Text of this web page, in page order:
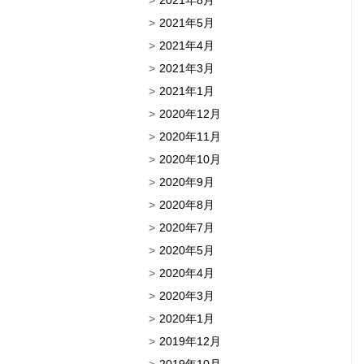
2021年5月
2021年4月
2021年3月
2021年1月
2020年12月
2020年11月
2020年10月
2020年9月
2020年8月
2020年7月
2020年5月
2020年4月
2020年3月
2020年1月
2019年12月